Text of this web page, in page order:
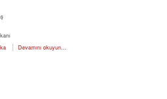
Devamını okuyun...